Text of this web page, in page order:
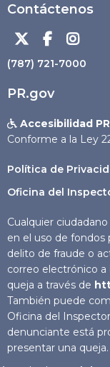
Contáctenos
  
(787) 721-7000
PR.gov
 Accesibilidad
Conforme a la Ley
Política de
Oficina del
Cualquier
en el uso de fondos
delito de fraude o
correo electrónico a
queja a través de
También puede
Oficina del
denunciante está
presentar una queja.